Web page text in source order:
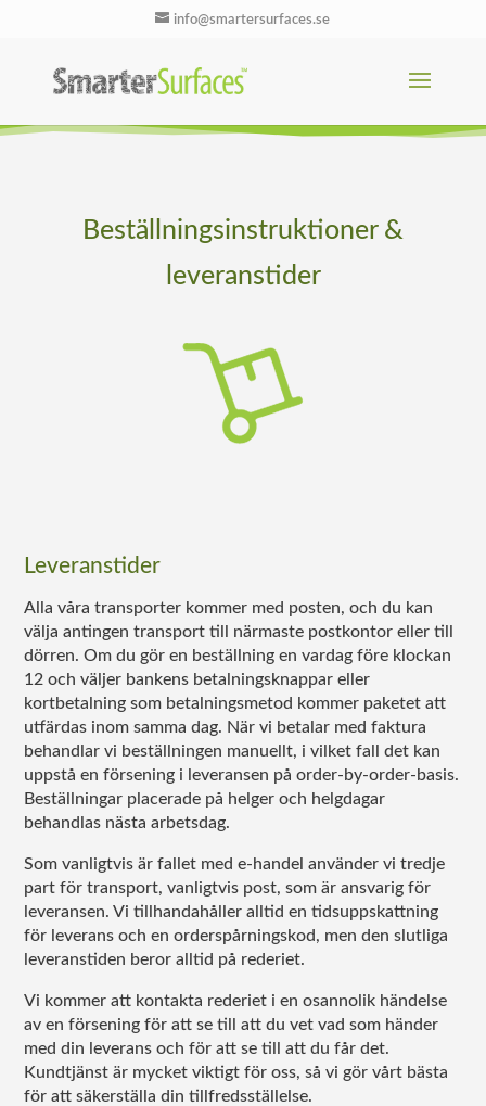
info@smartersurfaces.se
Beställningsinstruktioner &
leveranstider
Leveranstider
Alla våra transporter kommer med posten, och du kan
välja antingen transport till närmaste postkontor eller till
dörren. Om du gör en beställning en vardag före klockan
12 och väljer bankens betalningsknappar eller
kortbetalning som betalningsmetod kommer paketet att
utfärdas inom samma dag. När vi betalar med faktura
behandlar vi beställningen manuellt, i vilket fall det kan
uppstå en försening i leveransen på order-by-order-basis.
Beställningar placerade på helger och helgdagar
behandlas nästa arbetsdag.
Som vanligtvis är fallet med e-handel använder vi tredje
part för transport, vanligtvis post, som är ansvarig för
leveransen. Vi tillhandahåller alltid en tidsuppskattning
för leverans och en orderspårningskod, men den slutliga
leveranstiden beror alltid på rederiet.
Vi kommer att kontakta rederiet i en osannolik händelse
av en försening för att se till att du vet vad som händer
med din leverans och för att se till att du får det.
Kundtjänst är mycket viktigt för oss, så vi gör vårt bästa
för att säkerställa din tillfredsställelse.